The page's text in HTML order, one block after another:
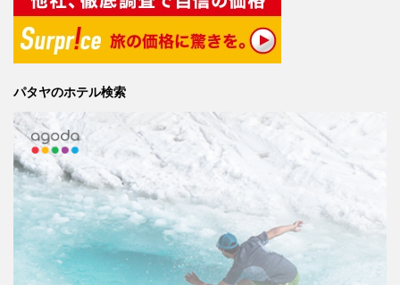
パタヤのホテル検索